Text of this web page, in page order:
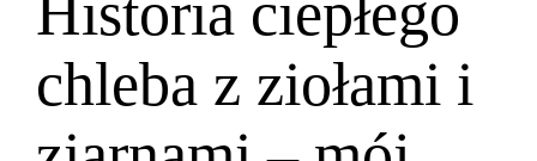
chleba z ziołami i